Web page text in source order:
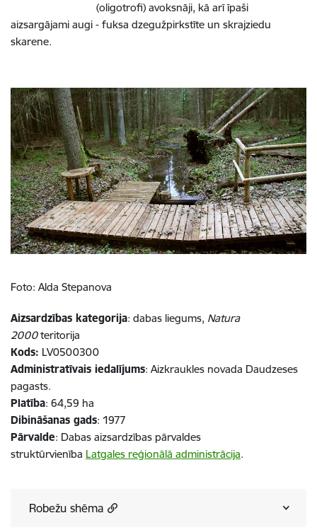
(oligotrofi) avoksnāji, kā arī īpaši
aizsargājami augi - fuksa dzegužpirkstīte un skrajziedu
skarene.
Foto: Alda Stepanova
Aizsardzības kategorija: dabas liegums, Natura
2000teritorija
Kods: LV0500300
Administratīvais iedalījums: Aizkraukles novada Daudzeses
pagasts.
Platība: 64,59 ha
Dibināšanas gads: 1977
Pārvalde: Dabas aizsardzības pārvaldes
struktūrvienība Latgales reģionālā administrācija.
Robežu shēma